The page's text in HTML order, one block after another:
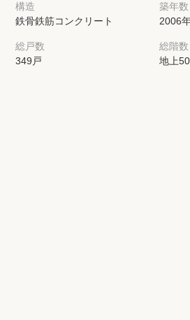
構造
鉄骨鉄筋コンクリート
築年数
2006
総戸数
349戸
総階数
地上